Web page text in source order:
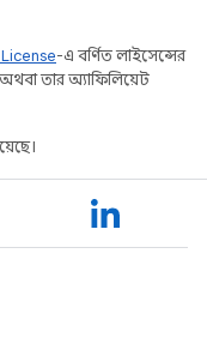
-এ বর্ণিত লাইসেন্সের
তার অ্যাফিলিয়েট